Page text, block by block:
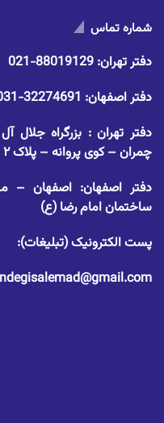
شماره تماس
دفتر تهران: 88019129-021
دفتر اصفهان: 32274691-031
دفتر تهران : بزرگراه جلال
چمران – کوی پروانه – پلاک ۲ – واحد ۱
دفتر اصفهان: اصفهان –
ساختمان امام رضا (ع)
پست الکترونیک (تبلیغات):